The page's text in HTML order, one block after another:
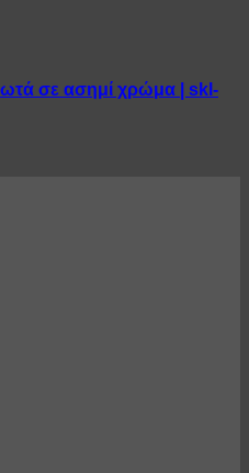
σε ασημί χρώμα | skl-